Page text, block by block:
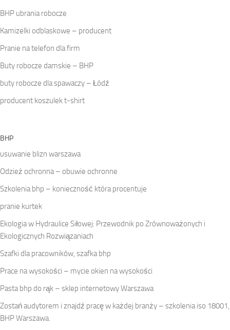
BHP ubrania robocze
Kamizelki odblaskowe – producent
Pranie na telefon dla firm
Buty robocze damskie – BHP
buty robocze dla spawaczy – Łódź
producent koszulek t-shirt
BHP
usuwanie blizn warszawa
Odzież ochronna – obuwie ochronne
Szkolenia bhp – konieczność która procentuje
pranie kurtek
Ekologia w Hydraulice Siłowej: Przewodnik po Zrównoważonych i
Ekologicznych Rozwiązaniach
Szafki dla pracowników, szafka bhp
Prace na wysokości – mycie okien na wysokości
Pasta bhp do rąk – sklep internetowy Warszawa
Zostań audytorem i znajdź pracę w każdej branży – szkolenia iso 18001,
BHP Warszawa.